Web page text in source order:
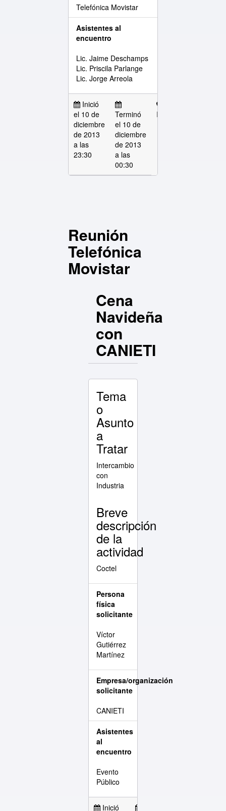
Telefónica Movistar
Asistentes al
encuentro
Lic. Jaime Deschamps
Lic. Priscila Parlange
Lic. Jorge Arreola
Inició
el 10 de
diciembre
de 2013
a las
23:30
Terminó
el 10 de
diciembre
de 2013
a las
00:30
IFT
Reunión
Telefónica
Movistar
Cena
Navideña
con
CANIETI
Tema
o
Asunto
a
Tratar
Intercambio
con
Industria
Breve
descripción
de la
actividad
Coctel
Persona
física
solicitante
Víctor
Gutiérrez
Martínez
Empresa/organización
solicitante
CANIETI
Asistentes
al
encuentro
Evento
Público
Inició